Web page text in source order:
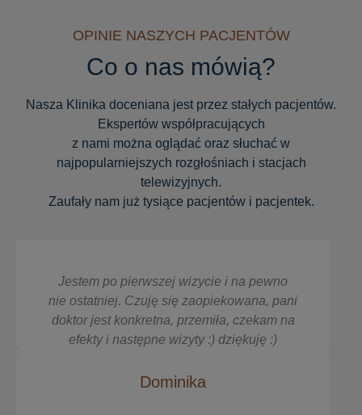
OPINIE NASZYCH PACJENTÓW
Co o nas mówią?
Nasza Klinika doceniana jest przez stałych pacjentów.
Ekspertów współpracujących
z nami można oglądać oraz słuchać w
najpopularniejszych rozgłośniach i stacjach
telewizyjnych.
Zaufały nam już tysiące pacjentów i pacjentek.
Jestem po pierwszej wizycie i na pewno
nie ostatniej. Czuję się zaopiekowana, pani
doktor jest konkretna, przemiła, czekam na
efekty i następne wizyty :) dziękuję :)
Dominika